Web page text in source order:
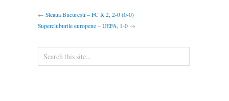
← Steaua București – FC R 2, 2-0 (0-0)
Supercluburile europene – UEFA, 1-0 →